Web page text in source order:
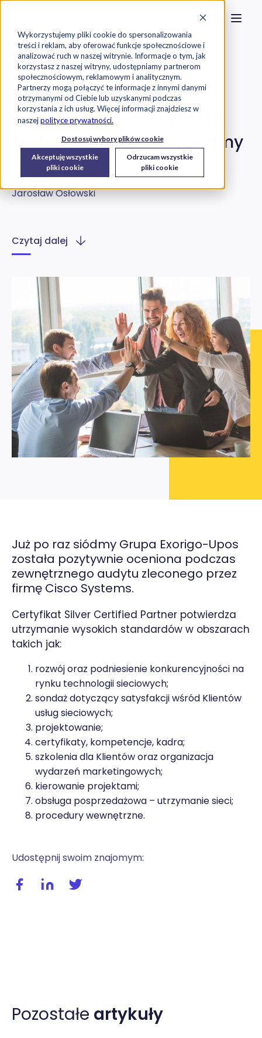
Wykorzystujemy pliki cookie do spersonalizowania
treści i reklam, aby oferować funkcje społecznościowe i
analizować ruch w naszej witrynie. Informacje o tym, jak
korzystasz z naszej witryny, udostępniamy partnerom
społecznościowym, reklamowym i analitycznym.
Partnerzy mogą połączyć te informacje z innymi danymi
otrzymanymi od Ciebie lub uzyskanymi podczas
korzystania z ich usług. Więcej informacji znajdziesz w
naszejpolityce prywatności.
Dostosuj wybory plików cookie
Akceptuję wszystkie
pliki cookie
Odrzucam wszystkie
pliki cookie
Szukaj na stronie
Skontaktuj
Exorigo-Upos Blog
Infrastruktura IT
Certyfikat Silver Certified
Partner Cisco po raz siódmy
2012-12-02
Jarosław Osłowski
Czytaj dalej
Udostępnij swoim znajomym:
Udostępnij wpis na facebooku
Udostępnij wpis na linkedIn
Już po raz siódmy Grupa Exorigo-Upos
została pozytywnie oceniona podczas
zewnętrznego audytu zleconego przez
firmę Cisco Systems.
Certyfikat Silver Certified Partner potwierdza
utrzymanie wysokich standardów w obszarach
takich jak:
rozwój oraz podniesienie konkurencyjności na
rynku technologii sieciowych;
sondaż dotyczący satysfakcji wśród Klientów
usług sieciowych;
projektowanie;
certyfikaty, kompetencje, kadra;
szkolenia dla Klientów oraz organizacja
wydarzeń marketingowych;
kierowanie projektami;
obsługa posprzedażowa – utrzymanie sieci;
procedury wewnętrzne.
Pozostałe artykuły